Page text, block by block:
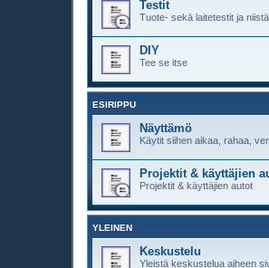
Testit
Tuote- sekä laitetestit ja
DIY
Tee se itse
ESIRIPPU
Näyttämö
Käytit siihen aikaa, rahaa,
Projektit & käyttäjien
Projektit & käyttäjien autot
YLEINEN
Keskustelu
Yleistä keskustelua aiheen